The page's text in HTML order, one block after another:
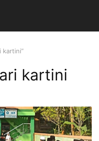
kartini”
kartini